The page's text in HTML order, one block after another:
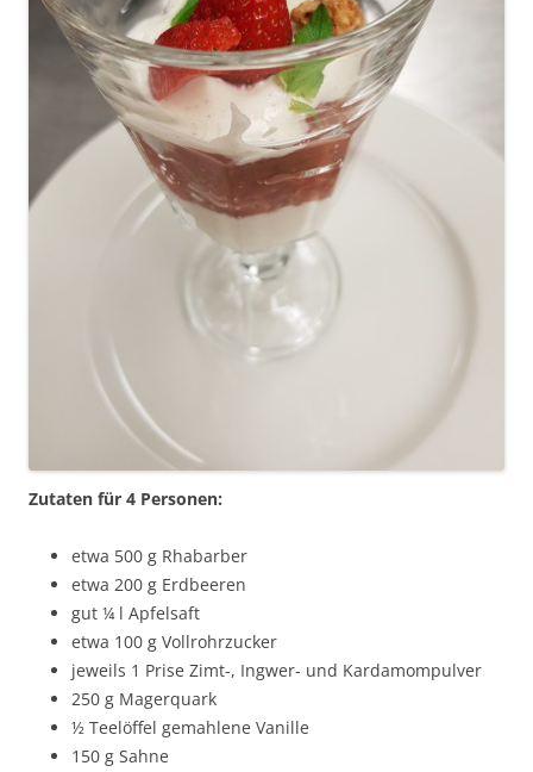
Zutaten für 4 Personen:
etwa 500 g Rhabarber
etwa 200 g Erdbeeren
gut ¼ l Apfelsaft
etwa 100 g Vollrohrzucker
jeweils 1 Prise Zimt-, Ingwer- und Kardamompulver
250 g Magerquark
½ Teelöffel gemahlene Vanille
150 g Sahne